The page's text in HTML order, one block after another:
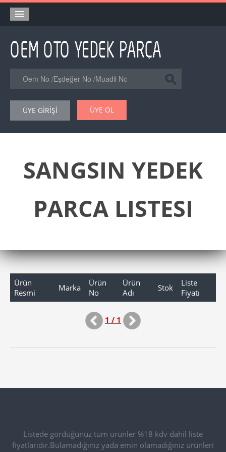
Orjinal Yedek Parça
Eşdeğer Muadil Yedek Parça
Şase Numarası VIN Yedekparça Sorgulama
Hakkımızda
Forum
ÜYE GİRİŞİ ÜYE OL
SANGSIN YEDEK
PARCA LISTESI
Ürün
Resmi
Marka
Ürün
No
Ürün
Adı
Stok
Liste
Fiyatı
1 / 1
Listede gördüğünüz tüm ürünler %18 kdv dahil liste
fiyatlarıdır.Bulamadığınız yada emin olamadığınız ürünleri